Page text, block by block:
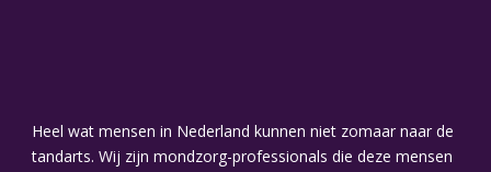
Heel wat mensen in Nederland kunnen niet zomaar naar de
tandarts. Wij zijn mondzorg-professionals die deze mensen